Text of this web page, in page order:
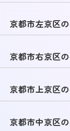
京都市左京区
京都市右京区
京都市上京区
京都市中京区